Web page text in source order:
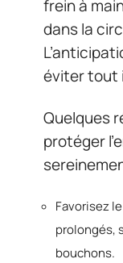
frein à
dans la
éviter tout
Quelques
protéger
Favorisez
prolongés,
bouchons.